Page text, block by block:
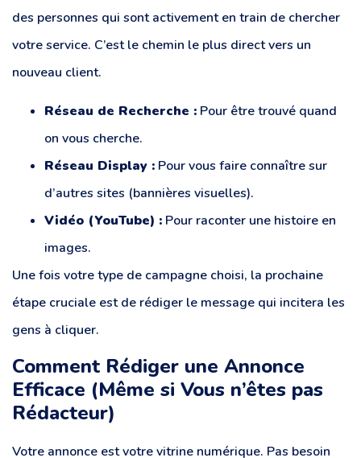
des personnes qui sont activement en train de chercher
votre service. C’est le chemin le plus direct vers un
nouveau client.
Réseau de Recherche : Pour être trouvé quand
on vous cherche.
Réseau Display : Pour vous faire connaître sur
d’autres sites (bannières visuelles).
Vidéo (YouTube) : Pour raconter une histoire en
images.
Une fois votre type de campagne choisi, la prochaine
étape cruciale est de rédiger le message qui incitera les
gens à cliquer.
Comment Rédiger une Annonce
Efficace (Même si Vous n’êtes pas
Rédacteur)
Votre annonce est votre vitrine numérique. Pas besoin